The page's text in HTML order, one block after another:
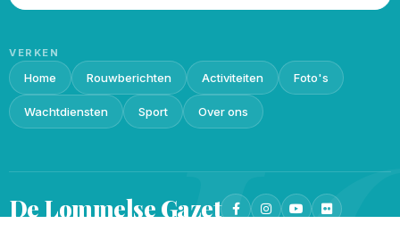
VERKEN
Home Rouwberichten Activiteiten Foto's
Wachtdiensten Sport Over ons
De LommelseGazet